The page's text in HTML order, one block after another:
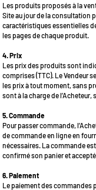
Les produits proposés à la
Site au jour de la consultation
caractéristiques essentielles
les pages de chaque produit.
4. Prix
Les prix des produits sont
comprises (TTC). Le Vendeur
les prix à tout moment, sans
sont à la charge de
5. Commande
Pour passer commande,
de commande en ligne en
nécessaires. La commande
confirmé son panier et accepté
6. Paiement
Le paiement des commandes